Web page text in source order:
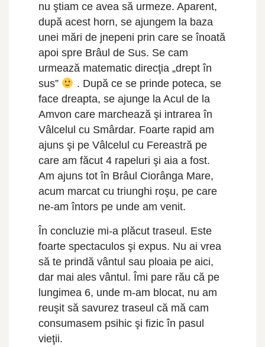
nu ştiam ce avea să urmeze. Aparent,
după acest horn, se ajungem la baza
unei mări de jnepeni prin care se înoată
apoi spre Brâul de Sus. Se cam
urmează matematic direcţia „drept în
sus”
. După ce se prinde poteca, se
face dreapta, se ajunge la Acul de la
Amvon care marchează şi intrarea în
Vâlcelul cu Smârdar. Foarte rapid am
ajuns şi pe Vâlcelul cu Fereastră pe
care am făcut 4 rapeluri şi aia a fost.
Am ajuns tot în Brâul Ciorânga Mare,
acum marcat cu triunghi roşu, pe care
ne-am întors pe unde am venit.
În concluzie mi-a plăcut traseul. Este
foarte spectaculos şi expus. Nu ai vrea
să te prindă vântul sau ploaia pe aici,
dar mai ales vântul. Îmi pare rău că pe
lungimea 6, unde m-am blocat, nu am
reuşit să savurez traseul că mă cam
consumasem psihic şi fizic în pasul
vieţii.